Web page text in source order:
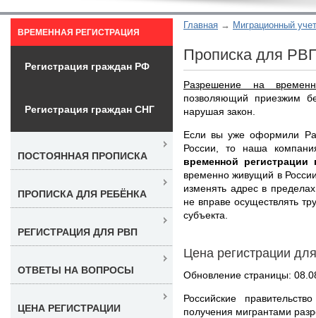
Главная Миграционный
Прописка для
Разрешение на
позволяющий приезжим
нарушая закон.
Если вы уже оформили
России, то наша
временной
временно живущий в
изменять адрес в
не вправе осуществлять
субъекта.
Цена регистрации
Обновление страницы:
Российские
получения мигрантами
ВРЕМЕННАЯ РЕГИСТРАЦИЯ
Регистрация граждан РФ
Регистрация граждан СНГ
ПОСТОЯННАЯ ПРОПИСКА
ПРОПИСКА ДЛЯ РЕБЁНКА
РЕГИСТРАЦИЯ ДЛЯ РВП
ОТВЕТЫ НА ВОПРОСЫ
ЦЕНА РЕГИСТРАЦИИ